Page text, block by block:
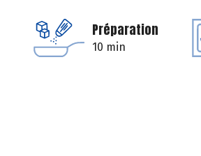
Préparation
10 min